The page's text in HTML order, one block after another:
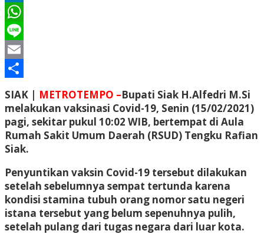
LinkedIn
WhatsApp
Line
Email
Share
SIAK | METROTEMPO –Bupati Siak H.Alfedri M.Si
melakukan vaksinasi Covid-19, Senin (15/02/2021)
pagi, sekitar pukul 10:02 WIB, bertempat di Aula
Rumah Sakit Umum Daerah (RSUD) Tengku Rafian
Siak.
Penyuntikan vaksin Covid-19 tersebut dilakukan
setelah sebelumnya sempat tertunda karena
kondisi stamina tubuh orang nomor satu negeri
istana tersebut yang belum sepenuhnya pulih,
setelah pulang dari tugas negara dari luar kota.